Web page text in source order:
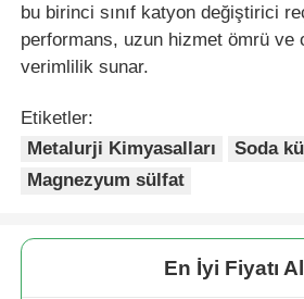
bu birinci sınıf katyon değiştirici
performans, uzun hizmet ömrü ve
verimlilik sunar.
Etiketler:
Metalurji Kimyasalları
Soda
Magnezyum sülfat
En İyi Fiyatı